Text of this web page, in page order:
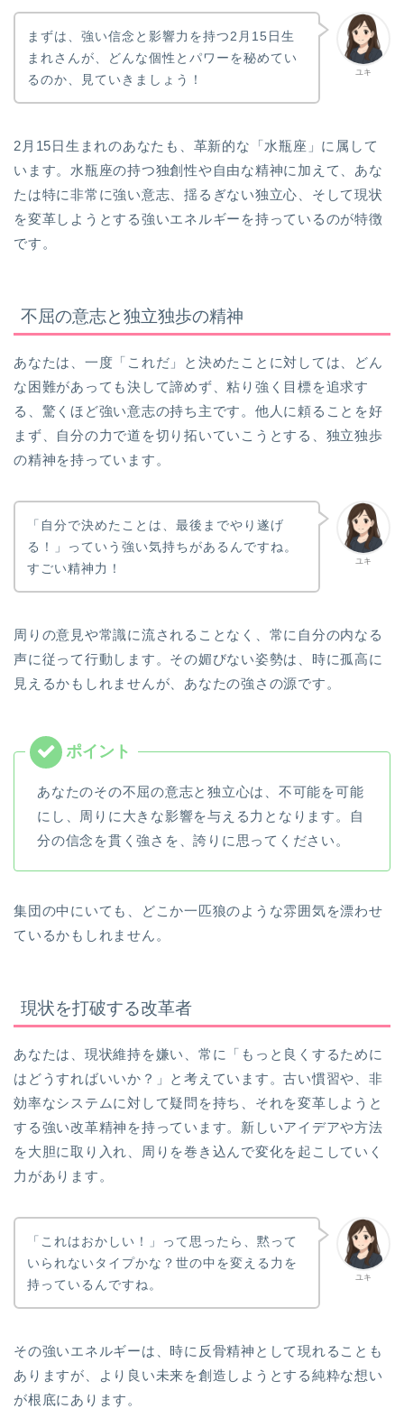
ユキ
まずは、強い信念と影響力を持つ2月15日生
まれさんが、どんな個性とパワーを秘めてい
るのか、見ていきましょう！
2月15日生まれのあなたも、革新的な「水瓶座」に属して
います。水瓶座の持つ独創性や自由な精神に加えて、あな
たは特に非常に強い意志、揺るぎない独立心、そして現状
を変革しようとする強いエネルギーを持っているのが特徴
です。
不屈の意志と独立独歩の精神
あなたは、一度「これだ」と決めたことに対しては、どん
な困難があっても決して諦めず、粘り強く目標を追求す
る、驚くほど強い意志の持ち主です。他人に頼ることを好
まず、自分の力で道を切り拓いていこうとする、独立独歩
の精神を持っています。
ユキ
「自分で決めたことは、最後までやり遂げ
る！」っていう強い気持ちがあるんですね。
すごい精神力！
周りの意見や常識に流されることなく、常に自分の内なる
声に従って行動します。その媚びない姿勢は、時に孤高に
見えるかもしれませんが、あなたの強さの源です。
あなたのその不屈の意志と独立心は、不可能を可能
にし、周りに大きな影響を与える力となります。自
分の信念を貫く強さを、誇りに思ってください。
集団の中にいても、どこか一匹狼のような雰囲気を漂わせ
ているかもしれません。
現状を打破する改革者
あなたは、現状維持を嫌い、常に「もっと良くするために
はどうすればいいか？」と考えています。古い慣習や、非
効率なシステムに対して疑問を持ち、それを変革しようと
する強い改革精神を持っています。新しいアイデアや方法
を大胆に取り入れ、周りを巻き込んで変化を起こしていく
力があります。
ユキ
「これはおかしい！」って思ったら、黙って
いられないタイプかな？世の中を変える力を
持っているんですね。
その強いエネルギーは、時に反骨精神として現れることも
ありますが、より良い未来を創造しようとする純粋な想い
が根底にあります。